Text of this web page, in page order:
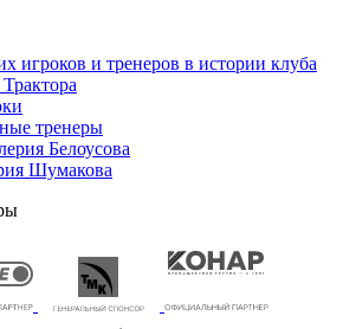
игроков и тренеров в истории клуба
тренеры
Белоусова
Шумакова